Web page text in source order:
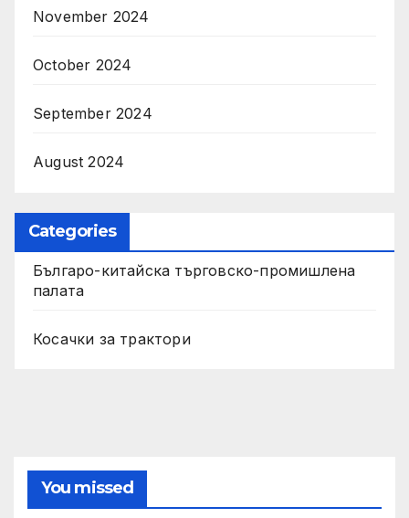
November 2024
October 2024
September 2024
August 2024
Categories
Българо-китайска търговско-промишлена
палата
Косачки за трактори
You missed